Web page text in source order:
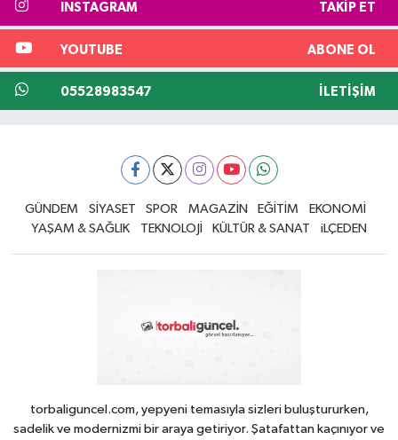
INSTAGRAM TAKIP ET
YOUTUBE ABONE OL
05528983547 İLETIŞIM
GÜNDEM SİYASET SPOR MAGAZİN EĞİTİM
EKONOMİ
YAŞAM & SAĞLIK
TEKNOLOJİ KÜLTÜR & SANAT iLÇEDEN
torbaliguncel.com, yepyeni temasıyla sizleri buluştururken,
sadelik ve modernizmi bir araya getiriyor. Şatafattan kaçınıyor ve